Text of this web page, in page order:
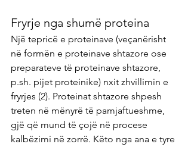
Fryrje nga shumë proteina
Një tepricë e proteinave (veçanërisht
në formën e proteinave shtazore ose
preparateve të proteinave shtazore,
p.sh. pijet proteinike) nxit zhvillimin e
fryrjes (2). Proteinat shtazore shpesh
treten në mënyrë të pamjaftueshme,
gjë që mund të çojë në procese
kalbëzimi në zorrë. Këto nga ana e tyre